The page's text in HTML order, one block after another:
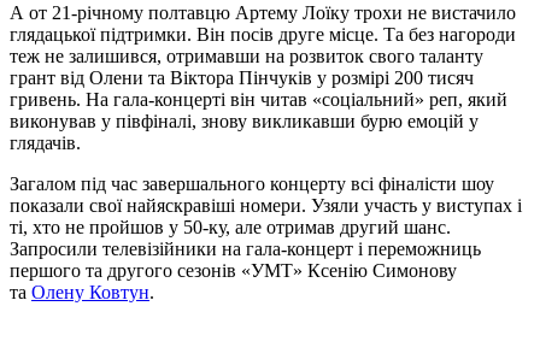
А от 21-річному полтавцю Артему Лоїку трохи не вистачило
глядацької підтримки. Він посів друге місце. Та без нагороди
теж не залишився, отримавши на розвиток свого таланту
грант від Олени та Віктора Пінчуків у розмірі 200 тисяч
гривень. На гала-концерті він читав «соціальний» реп, який
виконував у півфіналі, знову викликавши бурю емоцій у
глядачів.
Загалом під час завершального концерту всі фіналісти шоу
показали свої найяскравіші номери. Узяли участь у виступах і
ті, хто не пройшов у 50-ку, але отримав другий шанс.
Запросили телевізійники на гала-концерт і переможниць
першого та другого сезонів «УМТ» Ксенію Симонову
та Олену Ковтун.